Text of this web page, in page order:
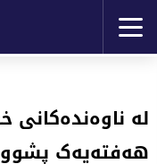
لە
هەفتەیەک